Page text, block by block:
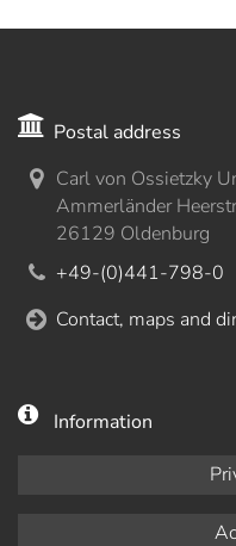
Postal address
Carl von Ossietzky
Ammerländer
26129 Oldenburg
+49-(0)441-798-0
Contact, maps and
Information